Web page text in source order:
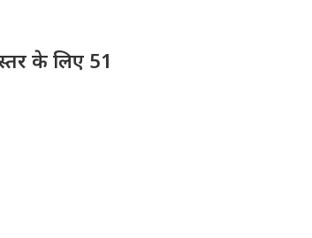
के लिए 51